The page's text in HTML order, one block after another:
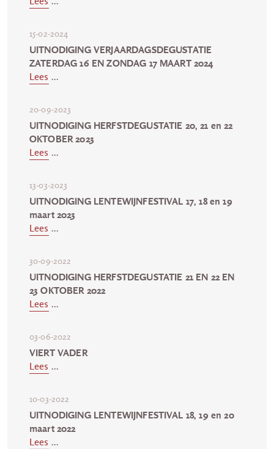
15-02-2024
UITNODIGING VERJAARDAGSDEGUSTATIE
ZATERDAG 16 EN ZONDAG 17 MAART 2024
Lees ...
20-09-2023
UITNODIGING HERFSTDEGUSTATIE 20, 21 en 22
OKTOBER 2023
Lees ...
13-03-2023
UITNODIGING LENTEWIJNFESTIVAL 17, 18 en 19
maart 2023
Lees ...
30-09-2022
UITNODIGING HERFSTDEGUSTATIE 21 EN 22 EN
23 OKTOBER 2022
Lees ...
03-06-2022
VIERT VADER
Lees ...
10-03-2022
UITNODIGING LENTEWIJNFESTIVAL 18, 19 en 20
maart 2022
Lees ...